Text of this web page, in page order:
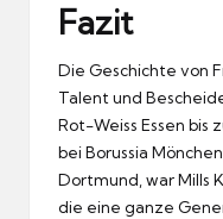
Fazit
Die Geschichte von
Talent und
Rot-Weiss Essen bis
bei Borussia
Dortmund, war Mills
die eine ganze